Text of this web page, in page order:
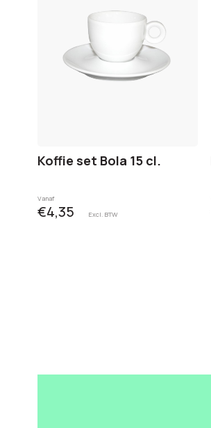
Koffie set Bola 15 cl.
Vanaf
€4,35 Excl. BTW